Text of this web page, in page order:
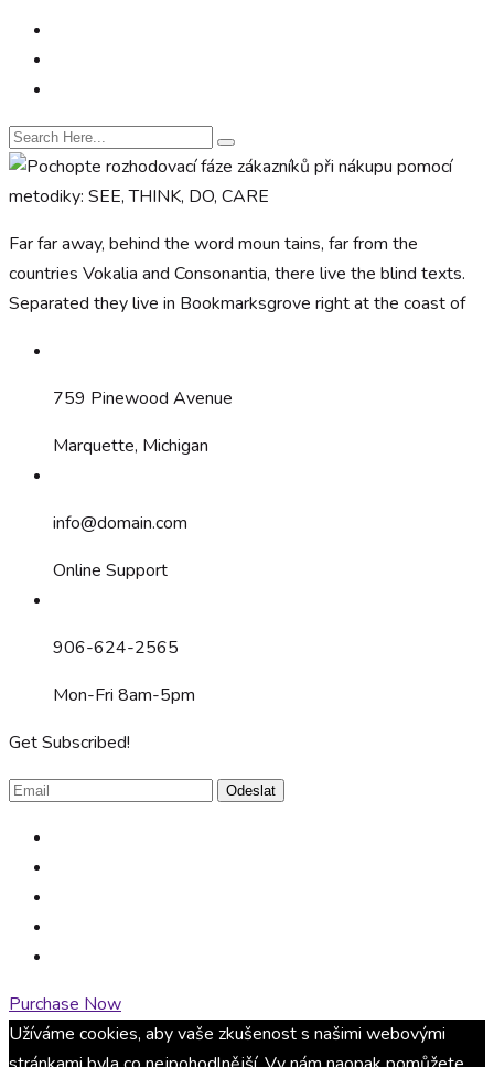
Far far away, behind the word moun tains, far from the
countries Vokalia and Consonantia, there live the blind texts.
Separated they live in Bookmarksgrove right at the coast of
759 Pinewood Avenue
Marquette, Michigan
info@domain.com
Online Support
906-624-2565
Mon-Fri 8am-5pm
Get Subscribed!
Odeslat
Purchase Now
Užíváme cookies, aby vaše zkušenost s našimi webovými